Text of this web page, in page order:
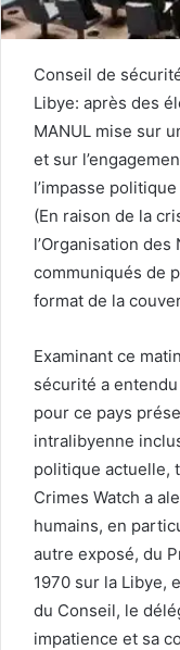
Conseil de
Libye: après des
MANUL mise sur
et sur
l’impasse politique
(En raison de la
l’Organisation
communiqués de
format de la
Examinant ce
sécurité a
pour ce pays
intralibyenne
politique actuelle,
Crimes Watch a
humains, en
autre exposé, du
1970 sur la Libye,
du Conseil, le
impatience et sa